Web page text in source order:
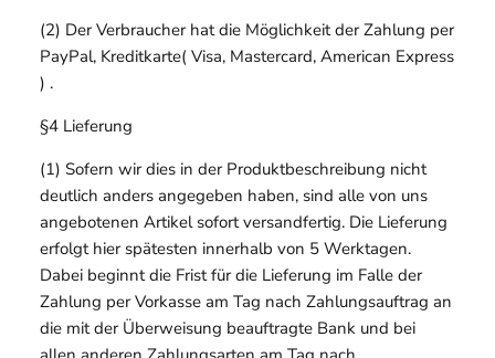
(2) Der Verbraucher hat die Möglichkeit der Zahlung per
PayPal, Kreditkarte( Visa, Mastercard, American Express
) .
§4 Lieferung
(1) Sofern wir dies in der Produktbeschreibung nicht
deutlich anders angegeben haben, sind alle von uns
angebotenen Artikel sofort versandfertig. Die Lieferung
erfolgt hier spätesten innerhalb von 5 Werktagen.
Dabei beginnt die Frist für die Lieferung im Falle der
Zahlung per Vorkasse am Tag nach Zahlungsauftrag an
die mit der Überweisung beauftragte Bank und bei